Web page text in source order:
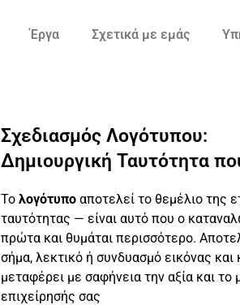
Έργα Σχετικά με εμάς
Σχεδιασμός Λογότυπου:
Δημιουργική Ταυτότητα
Το λογότυπο αποτελεί το θεμέλιο της
ταυτότητας — είναι αυτό που ο
πρώτα και θυμάται περισσότερο.
σήμα, λεκτικό ή συνδυασμό εικόνας και
μεταφέρει με σαφήνεια την αξία και το
επιχείρησής σας